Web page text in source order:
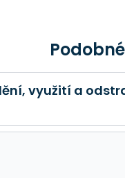
využití a